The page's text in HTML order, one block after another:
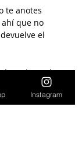
te anotes
que no
el
a ir a actuar
negro, ni
a las drogas.
Instagram